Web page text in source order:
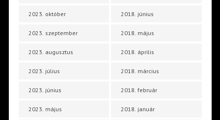
2023. október
2023. szeptember
2023. augusztus
2023. július
2023. június
2023. május
2018. június
2018. május
2018. április
2018. március
2018. február
2018. január